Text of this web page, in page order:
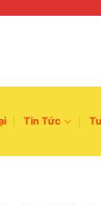
Tin Tức